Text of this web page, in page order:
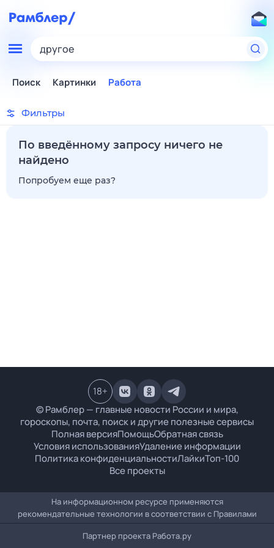
другое
Поиск Картинки Работа
Фильтры
По введённому запросу ничего не
найдено
Попробуем еще раз?
© Рамблер — главные новости России и мира,
гороскопы, почта, поиск и другие полезные сервисы
Полная версияПомощьОбратная связь
Условия использованияУдаление информации
Политика конфиденциальностиЛайкиТоп-100
Все проекты
18+
На информационном ресурсе применяются
рекомендательные технологии в соответствии с Правилами
Партнер проекта Работа.ру